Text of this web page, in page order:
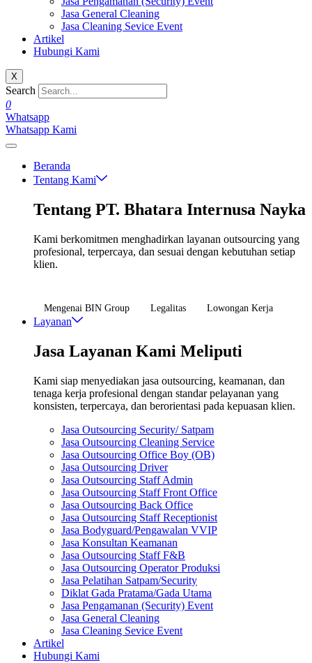
Jasa General Cleaning
Jasa Cleaning Sevice Event
Artikel
Hubungi Kami
X
Search
0
Whatsapp
Whatsapp Kami
Beranda
Tentang Kami
Tentang PT. Bhatara Internusa Nayka
Kami berkomitmen menghadirkan layanan outsourcing yang
profesional, terpercaya, dan sesuai dengan kebutuhan setiap
klien.
Mengenai BIN Group Legalitas Lowongan Kerja
Layanan
Jasa Layanan Kami Meliputi
Kami siap menyediakan jasa outsourcing, keamanan, dan
tenaga kerja profesional dengan standar pelayanan yang
konsisten, terpercaya, dan berorientasi pada kepuasan klien.
Jasa Outsourcing Security/ Satpam
Jasa Outsourcing Cleaning Service
Jasa Outsourcing Office Boy (OB)
Jasa Outsourcing Driver
Jasa Outsourcing Staff Admin
Jasa Outsourcing Staff Front Office
Jasa Outsourcing Back Office
Jasa Outsourcing Staff Receptionist
Jasa Bodyguard/Pengawalan VVIP
Jasa Konsultan Keamanan
Jasa Outsourcing Staff F&B
Jasa Outsourcing Operator Produksi
Jasa Pelatihan Satpam/Security
Diklat Gada Pratama/Gada Utama
Jasa Pengamanan (Security) Event
Jasa General Cleaning
Jasa Cleaning Sevice Event
Artikel
Hubungi Kami